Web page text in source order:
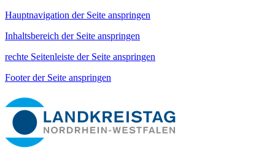
Hauptnavigation der Seite anspringen
Inhaltsbereich der Seite anspringen
rechte Seitenleiste der Seite anspringen
Footer der Seite anspringen